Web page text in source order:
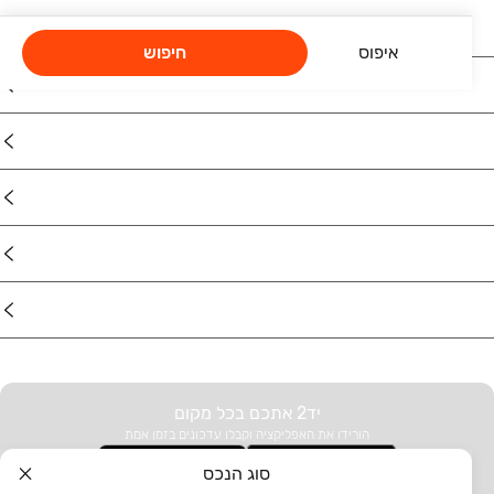
סוג הנכס
איפוס חיפוש
יד2 אתכם בכל מקום
הורידו את האפליקציה וקבלו עדכונים בזמן אמת